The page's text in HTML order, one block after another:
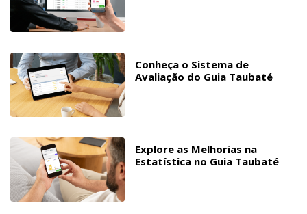
Conheça o Sistema de
Avaliação do Guia Taubaté
Explore as Melhorias na
Estatística no Guia Taubaté